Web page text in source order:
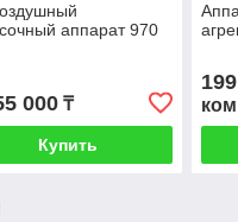
аппарат 970
000₸
Купить